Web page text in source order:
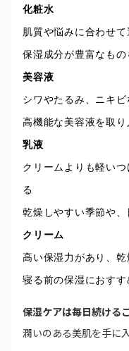
化粧水
肌質や悩みに合わせて
保湿成分が豊富なもの
美容液
シワやたるみ、ニキ
高機能な美容液を取り
乳液
クリームよりも軽い
る
乾燥しやすい季節や
クリーム
高い保湿力があり、
寝る前の保湿におすす
保湿ケアは毎日続ける
潤いのある美肌を手に